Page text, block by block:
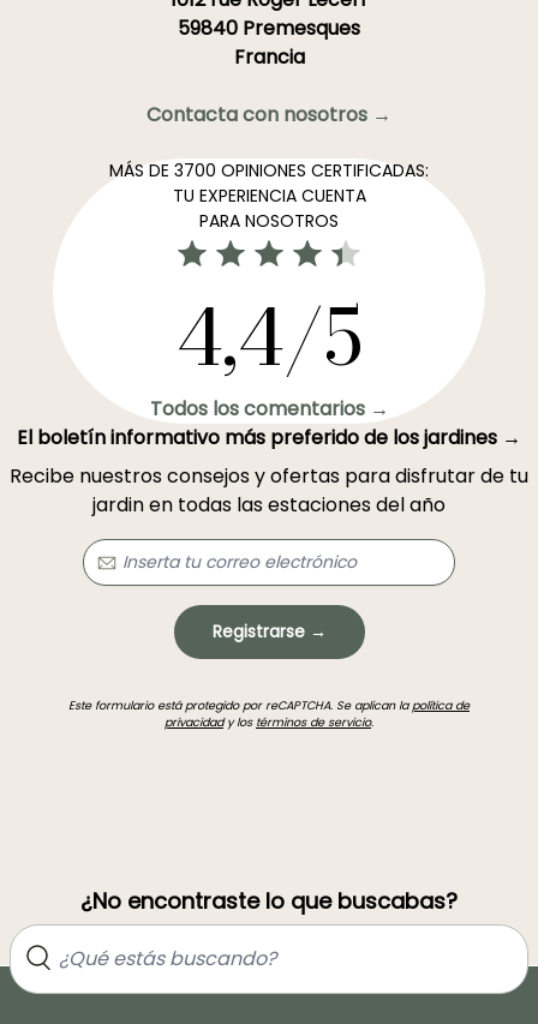
59840 Premesques
Francia
Contacta con nosotros →
MÁS DE 3700 OPINIONES CERTIFICADAS:
TU EXPERIENCIA CUENTA
PARA NOSOTROS
4,4/5
Todos los comentarios →
El boletín informativo más preferido de los jardines →
Recibe nuestros consejos y ofertas para disfrutar de tu
jardin en todas las estaciones del año
Registrarse →
Este formulario está protegido por reCAPTCHA. Se aplican lapolítica de
privacidady los términos de servicio.
¿No encontraste lo que buscabas?